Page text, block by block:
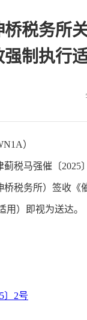
税务所
制执行
）
马强催〔2025
务所）签收《
）即视为送达。
〕2号